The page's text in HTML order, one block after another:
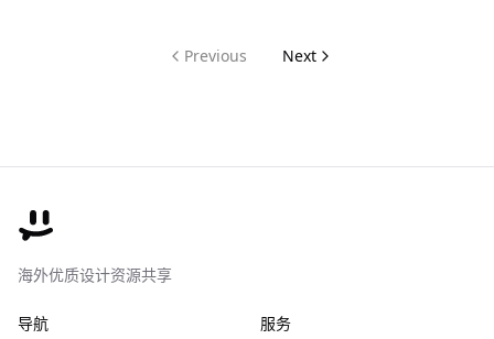
Previous Next
海外优质设计资源共享
导航
服务